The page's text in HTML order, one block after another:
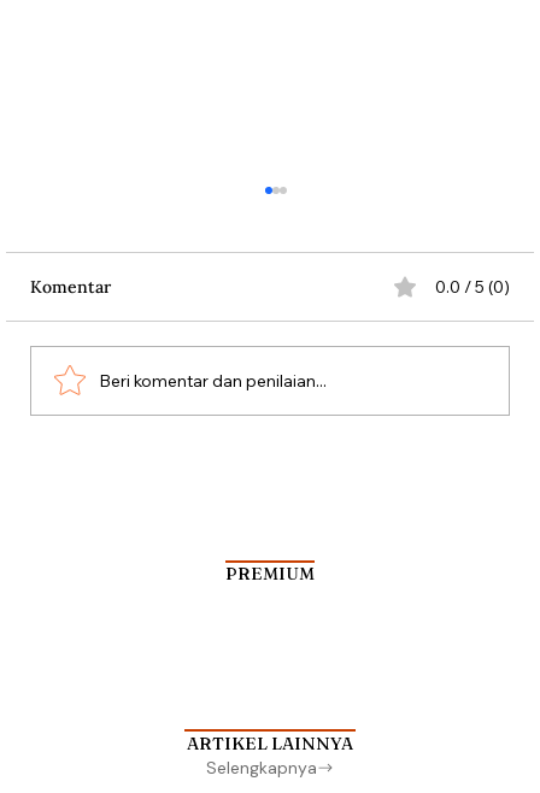
Misteri Gunung Kawi
Komentar 0.0 / 5 (0)
Beri komentar dan penilaian...
PREMIUM
ARTIKEL LAINNYA
Selengkapnya